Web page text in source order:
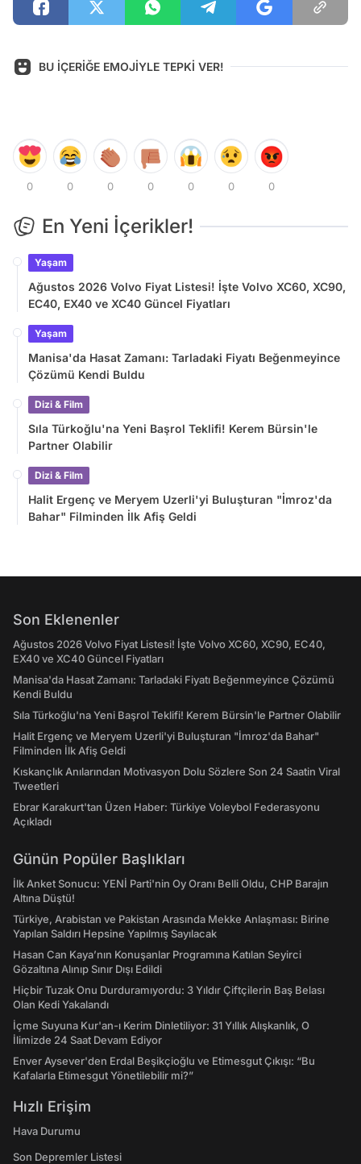
BU İÇERİĞE EMOJİYLE TEPKİ VER!
0 0 0 0 0 0 0
En Yeni İçerikler!
Yaşam
Ağustos 2026 Volvo Fiyat Listesi! İşte Volvo XC60, XC90,
EC40, EX40 ve XC40 Güncel Fiyatları
Yaşam
Manisa'da Hasat Zamanı: Tarladaki Fiyatı Beğenmeyince
Çözümü Kendi Buldu
Dizi & Film
Sıla Türkoğlu'na Yeni Başrol Teklifi! Kerem Bürsin'le
Partner Olabilir
Dizi & Film
Halit Ergenç ve Meryem Uzerli'yi Buluşturan "İmroz'da
Bahar" Filminden İlk Afiş Geldi
Son Eklenenler
Ağustos 2026 Volvo Fiyat Listesi! İşte Volvo XC60, XC90, EC40,
EX40 ve XC40 Güncel Fiyatları
Manisa'da Hasat Zamanı: Tarladaki Fiyatı Beğenmeyince Çözümü
Kendi Buldu
Sıla Türkoğlu'na Yeni Başrol Teklifi! Kerem Bürsin'le Partner Olabilir
Halit Ergenç ve Meryem Uzerli'yi Buluşturan "İmroz'da Bahar"
Filminden İlk Afiş Geldi
Kıskançlık Anılarından Motivasyon Dolu Sözlere Son 24 Saatin Viral
Tweetleri
Ebrar Karakurt'tan Üzen Haber: Türkiye Voleybol Federasyonu
Açıkladı
Günün Popüler Başlıkları
İlk Anket Sonucu: YENİ Parti'nin Oy Oranı Belli Oldu, CHP Barajın
Altına Düştü!
Türkiye, Arabistan ve Pakistan Arasında Mekke Anlaşması: Birine
Yapılan Saldırı Hepsine Yapılmış Sayılacak
Hasan Can Kaya’nın Konuşanlar Programına Katılan Seyirci
Gözaltına Alınıp Sınır Dışı Edildi
Hiçbir Tuzak Onu Durduramıyordu: 3 Yıldır Çiftçilerin Baş Belası
Olan Kedi Yakalandı
İçme Suyuna Kur'an-ı Kerim Dinletiliyor: 31 Yıllık Alışkanlık, O
İlimizde 24 Saat Devam Ediyor
Enver Aysever'den Erdal Beşikçioğlu ve Etimesgut Çıkışı: “Bu
Kafalarla Etimesgut Yönetilebilir mi?”
Hızlı Erişim
Hava Durumu
Son Depremler Listesi